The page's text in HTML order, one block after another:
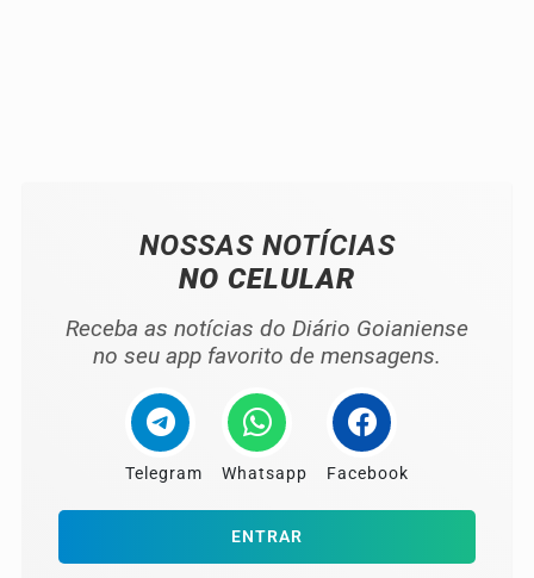
NOSSAS NOTÍCIAS
NO CELULAR
Receba as notícias do Diário Goianiense
no seu app favorito de mensagens.
Telegram Whatsapp Facebook
ENTRAR